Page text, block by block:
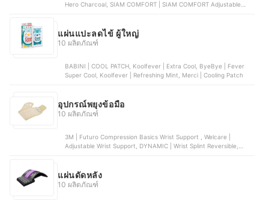
Hero Charcoal, SIAM COMFORT | SIAM COMFORT Adjustable
แผ่นแปะลดไข้ ผู้ใหญ่
10 ผลิตภัณฑ์
BABINI | COOL PATCH, Koolfever | Extra Cool, ByeBye | Fever
Super Cool, Koolfever | Refreshing Mint, Merci | Cooling Patch
อุปกรณ์พยุงข้อมือ
10 ผลิตภัณฑ์
3M | Futuro Compression Basics Wrist Support , Welcare |
Adjustable Wrist Support, DYNAMIC | Wrist Splint Reversible,
แผ่นดัดหลัง
10 ผลิตภัณฑ์